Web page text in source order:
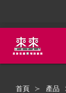
首頁 產品